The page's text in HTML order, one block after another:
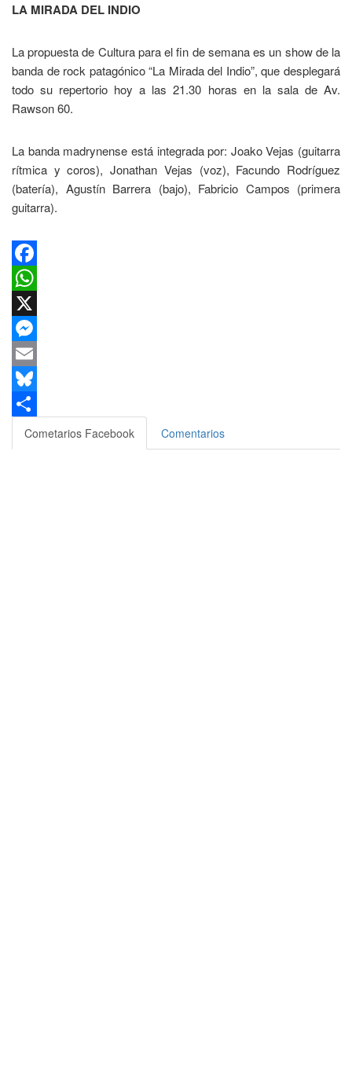
LA MIRADA DEL INDIO
La propuesta de Cultura para el fin de semana es un show de la
banda de rock patagónico “La Mirada del Indio”, que desplegará
todo su repertorio hoy a las 21.30 horas en la sala de Av.
Rawson 60.
La banda madrynense está integrada por: Joako Vejas (guitarra
rítmica y coros), Jonathan Vejas (voz), Facundo Rodríguez
(batería), Agustín Barrera (bajo), Fabricio Campos (primera
guitarra).
Facebook
WhatsApp
X
Messenger
Email
Bluesky
Compartir
Cometarios Facebook Comentarios